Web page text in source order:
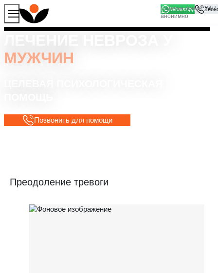
WhatsApp
МУЖЧИН
Позвонить для помощи
Преодоление тревоги
Продолжая работу с сайтом, вы соглашаетесь на то, что
мы используем файлы
Хорошо